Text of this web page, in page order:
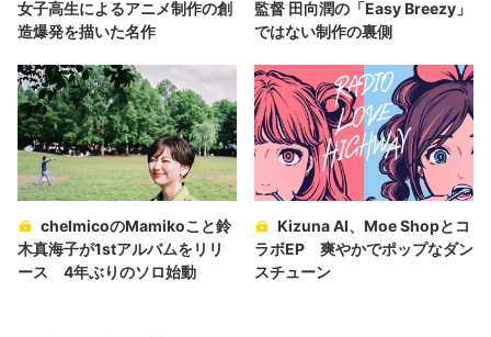
女子高生によるアニメ制作の創
造爆発を描いた名作
監督 田向潤の「Easy Breezy」
ではない制作の裏側
chelmicoのMamikoこと鈴
木真海子が1stアルバムをリリ
ース 4年ぶりのソロ始動
Kizuna AI、Moe Shopとコ
ラボEP 爽やかでポップなダン
スチューン